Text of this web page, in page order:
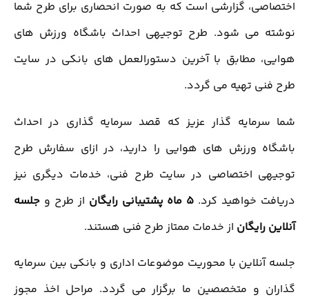
اختصاصی، گزارشی است که به صورت انحصاری برای طرح شما
نوشته می شود. طرح توجیهی احداث باشگاه ورزش های
هوایی، مطابق با آخرین دستورالعمل های بانکی در سایت
طرح فنی تهیه می گردد.
شما سرمایه گذار عزیز که قصد سرمایه گذاری در احداث
باشگاه ورزش های هوایی را دارید، در ازای سفارش طرح
توجیهی اختصاصی در سایت طرح فنی، خدمات دیگری نیز
دریافت خواهید کرد. 5 ماه پشتیبانی رایگان از طرح و جلسه
آنلاین رایگان از خدمات ممتاز طرح فنی هستند.
جلسه آنلاین با محوریت موضوعات اداری و بانکی بین سرمایه
گذاران و متخصصین ما برگزار می گردد. مراحل اخذ مجوز